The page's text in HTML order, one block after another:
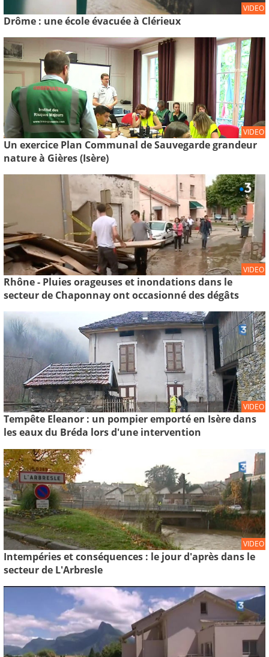
VIDEO
Drôme : une école évacuée à Clérieux
VIDEO
Un exercice Plan Communal de Sauvegarde grandeur
nature à Gières (Isère)
VIDEO
Rhône - Pluies orageuses et inondations dans le
secteur de Chaponnay ont occasionné des dégâts
VIDEO
Tempête Eleanor : un pompier emporté en Isère dans
les eaux du Bréda lors d'une intervention
VIDEO
Intempéries et conséquences : le jour d'après dans le
secteur de L'Arbresle